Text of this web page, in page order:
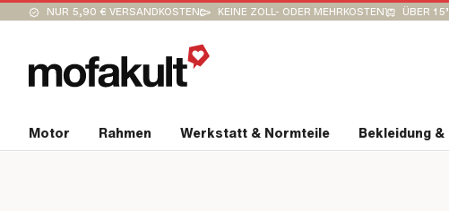
NUR 5,90 € VERSANDKOSTEN KEINE ZOLL- ODER MEHRKOSTEN ÜBER
Motor Rahmen Werkstatt & Normteile Bekleidung &